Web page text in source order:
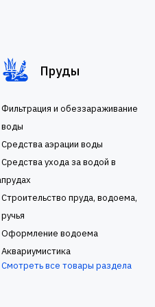
Пруды
Фильтрация и обеззараживание
воды
Средства аэрации воды
Средства ухода за водой в
прудах
Строительство пруда, водоема,
ручья
Оформление водоема
Аквариумистика
Смотреть все товары раздела